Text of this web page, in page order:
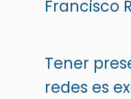
Francisco
Tener
redes es